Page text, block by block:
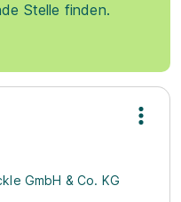
Stelle finden.
GmbH & Co. KG